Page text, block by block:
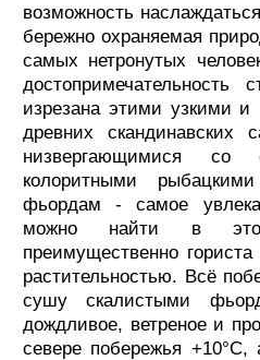
возможность
бережно охраняемая
самых нетронутых
изрезана этими узкими
древних
низвергающимися
колоритными
фьордам - самое
можно найти в
преимущественно
растительностью. Всё
сушу скалистыми
дождливое, ветреное и
севере побережья